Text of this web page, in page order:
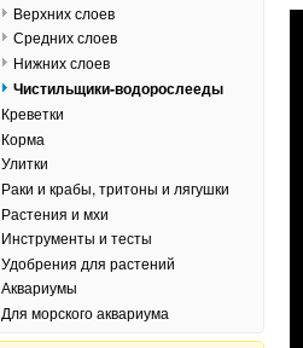
Верхних слоев
Средних слоев
Нижних слоев
Чистильщики-водорослееды
Креветки
Корма
Улитки
Раки и крабы, тритоны и лягушки
Растения и мхи
Инструменты и тесты
Удобрения для растений
Аквариумы
Для морского аквариума